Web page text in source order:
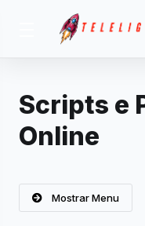
Scripts e
Online
Mostrar Menu